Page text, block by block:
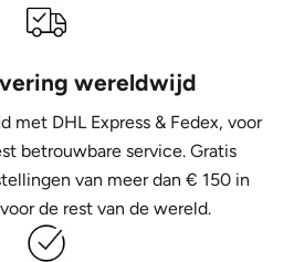
wereldwijd
met DHL Express & Fedex, voor
betrouwbare service. Gratis
van meer dan € 150 in
de rest van de wereld.